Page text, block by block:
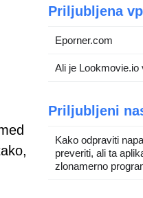
Priljubljena
Eporner.com
Ali je Lookmovie.io
Priljubljeni
Kako odpraviti
preveriti, ali ta
zlonamerno